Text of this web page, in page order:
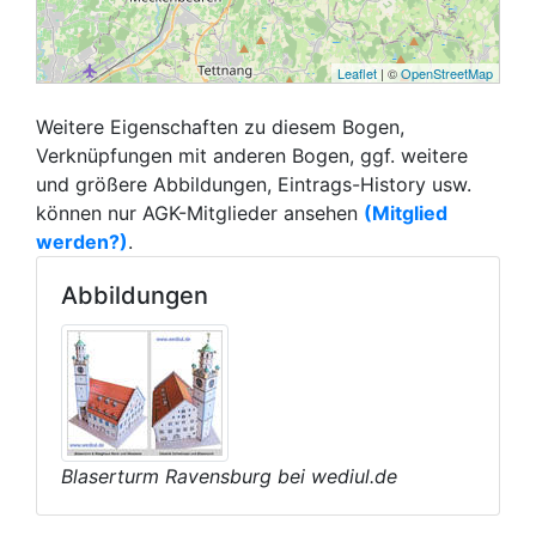
Leaflet | ©OpenStreetMap
Weitere Eigenschaften zu diesem Bogen,
Verknüpfungen mit anderen Bogen, ggf. weitere
und größere Abbildungen, Eintrags-History usw.
können nur AGK-Mitglieder ansehen (Mitglied
werden?).
Abbildungen
Blaserturm Ravensburg bei wediul.de